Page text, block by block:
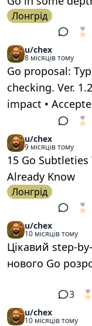
Лонгрід
🎖️
u/chex
8 місяців тому
Go proposal:
checking. Ver.
impact •
🎖️
u/chex
9 місяців тому
15 Go
Already Know
Лонгрід
🎖️
u/chex
10 місяців тому
Цікавий step-
нового Go
3 🎖️
u/chex
10 місяців тому